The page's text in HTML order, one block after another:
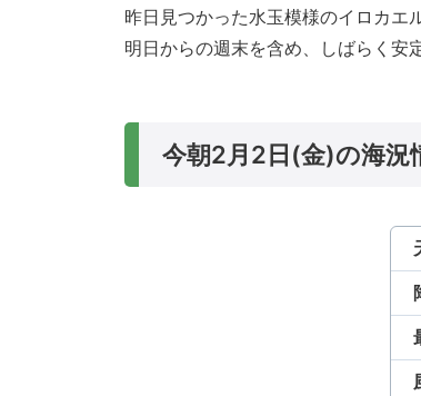
昨日見つかった水玉模様のイロカエ
明日からの週末を含め、しばらく安
今朝2月2日(金)の海況